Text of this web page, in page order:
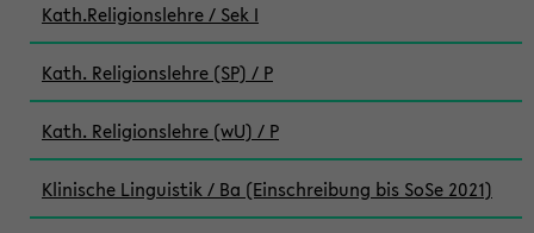
Kath.Religionslehre / Sek I
Kath. Religionslehre (SP) / P
Kath. Religionslehre (wU) / P
Klinische Linguistik / Ba (Einschreibung bis SoSe 2021)